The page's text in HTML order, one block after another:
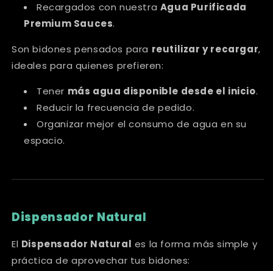
Recargados con nuestra Agua Purificada
Premium Sauces.
Son bidones pensados para reutilizar y recargar,
ideales para quienes prefieren:
Tener más agua disponible desde el inicio.
Reducir la frecuencia de pedido.
Organizar mejor el consumo de agua en su
espacio.
Dispensador Natural
El Dispensador Natural es la forma más simple y
práctica de aprovechar tus bidones: